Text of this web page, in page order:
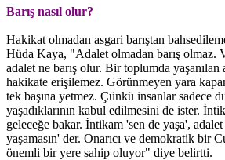
Barış nasıl olur?
Hakikat olmadan asgari barıştan
Hüda Kaya, "Adalet olmadan barış olmaz.
adalet ne barış olur. Bir toplumda yaşanılan
hakikate erişilemez. Görünmeyen yara
tek başına yetmez. Çünkü insanlar sadece
yaşadıklarının kabul edilmesini de ister.
geleceğe bakar. İntikam 'sen de yaşa',
yaşamasın' der. Onarıcı ve demokratik bir
önemli bir yere sahip oluyor" diye belirtti.